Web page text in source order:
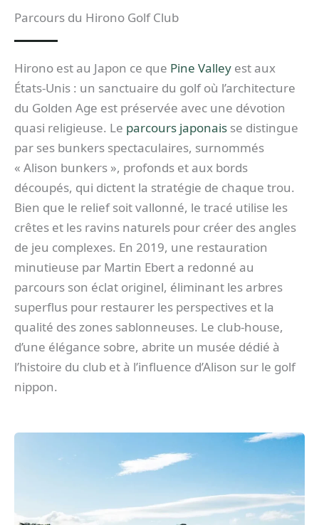
Parcours du Hirono Golf Club
Hirono est au Japon ce que Pine Valley est aux
États-Unis : un sanctuaire du golf où l’architecture
du Golden Age est préservée avec une dévotion
quasi religieuse. Le parcours japonais se distingue
par ses bunkers spectaculaires, surnommés
« Alison bunkers », profonds et aux bords
découpés, qui dictent la stratégie de chaque trou.
Bien que le relief soit vallonné, le tracé utilise les
crêtes et les ravins naturels pour créer des angles
de jeu complexes. En 2019, une restauration
minutieuse par Martin Ebert a redonné au
parcours son éclat originel, éliminant les arbres
superflus pour restaurer les perspectives et la
qualité des zones sablonneuses. Le club-house,
d’une élégance sobre, abrite un musée dédié à
l’histoire du club et à l’influence d’Alison sur le golf
nippon.